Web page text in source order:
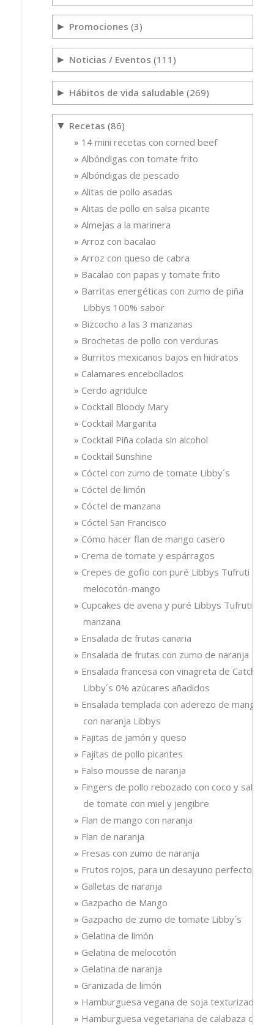
► Promociones (3)
► Noticias / Eventos (111)
► Hábitos de vida saludable (269)
▼ Recetas (86)
14 mini recetas con corned beef
Albóndigas con tomate frito
Albóndigas de pescado
Alitas de pollo asadas
Alitas de pollo en salsa picante
Almejas a la marinera
Arroz con bacalao
Arroz con queso de cabra
Bacalao con papas y tomate frito
Barritas energéticas con zumo de piña
Libbys 100% sabor
Bizcocho a las 3 manzanas
Brochetas de pollo con verduras
Burritos mexicanos bajos en hidratos
Calamares encebollados
Cerdo agridulce
Cocktail Bloody Mary
Cocktail Margarita
Cocktail Piña colada sin alcohol
Cocktail Sunshine
Cóctel con zumo de tomate Libby´s
Cóctel de limón
Cóctel de manzana
Cóctel San Francisco
Cómo hacer flan de mango casero
Crema de tomate y espárragos
Crepes de gofio con puré Libbys Tufruti
melocotón-mango
Cupcakes de avena y puré Libbys Tufruti de
manzana
Ensalada de frutas canaria
Ensalada de frutas con zumo de naranja
Ensalada francesa con vinagreta de Catchup
Libby´s 0% azúcares añadidos
Ensalada templada con aderezo de mango
con naranja Libbys
Fajitas de jamón y queso
Fajitas de pollo picantes
Falso mousse de naranja
Fingers de pollo rebozado con coco y salsa
de tomate con miel y jengibre
Flan de mango con naranja
Flan de naranja
Fresas con zumo de naranja
Frutos rojos, para un desayuno perfecto
Galletas de naranja
Gazpacho de Mango
Gazpacho de zumo de tomate Libby´s
Gelatina de limón
Gelatina de melocotón
Gelatina de naranja
Granizada de limón
Hamburguesa vegana de soja texturizada
Hamburguesa vegetariana de calabaza con